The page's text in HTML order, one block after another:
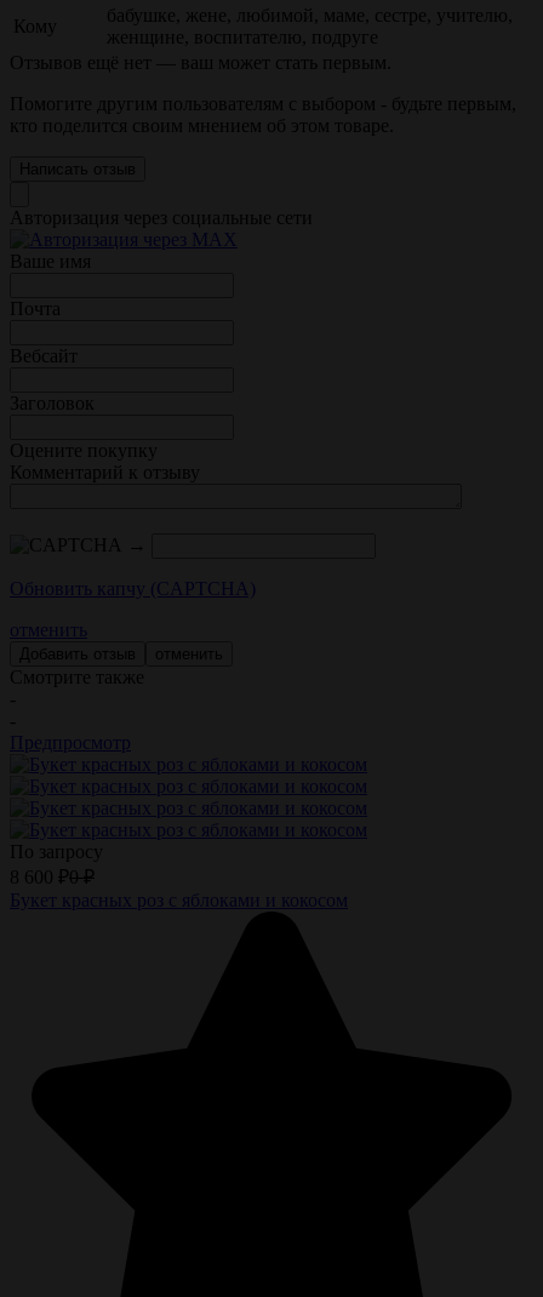
Кому
бабушке, жене, любимой, маме, сестре, учителю,
женщине, воспитателю, подруге
Отзывов ещё нет — ваш может стать первым.
Помогите другим пользователям с выбором - будьте первым,
кто поделится своим мнением об этом товаре.
Написать отзыв
Авторизация через социальные сети
Ваше имя
Почта
Вебсайт
Заголовок
Оцените покупку
Комментарий к отзыву
→
Обновить капчу (CAPTCHA)
отменить
отменить
Смотрите также
-
-
Предпросмотр
По запросу
8 600 ₽0 ₽
Букет красных роз с яблоками и кокосом